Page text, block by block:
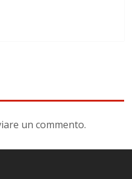
un commento.